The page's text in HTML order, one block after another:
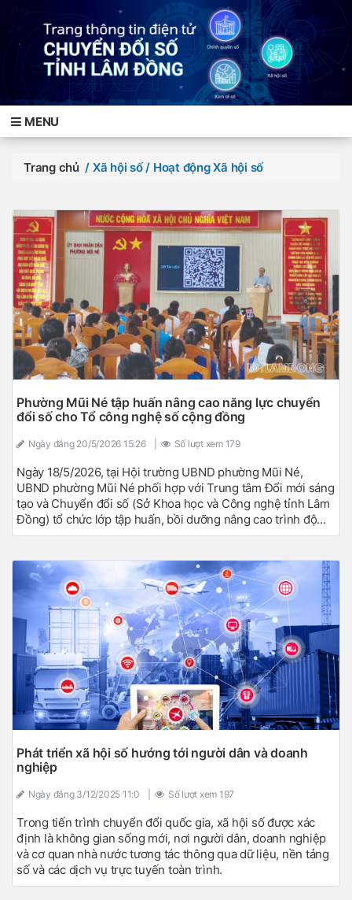
MENU
Trang chủ / Xã hội số/ Hoạt động Xã hội số
Phường Mũi Né tập huấn nâng cao năng lực chuyển
đổi số cho Tổ công nghệ số cộng đồng
Ngày đăng 20/5/2026 15:26 Số lượt xem 179
Ngày 18/5/2026, tại Hội trường UBND phường Mũi Né,
UBND phường Mũi Né phối hợp với Trung tâm Đổi mới sáng
tạo và Chuyển đổi số (Sở Khoa học và Công nghệ tỉnh Lâm
Đồng) tổ chức lớp tập huấn, bồi dưỡng nâng cao trình độ
chuyên môn, nghiệp vụ về chuyển đổi số cho các thành
Phát triển xã hội số hướng tới người dân và doanh
nghiệp
Ngày đăng 3/12/2025 11:0 Số lượt xem 197
Trong tiến trình chuyển đổi quốc gia, xã hội số được xác
định là không gian sống mới, nơi người dân, doanh nghiệp
và cơ quan nhà nước tương tác thông qua dữ liệu, nền tảng
số và các dịch vụ trực tuyến toàn trình.